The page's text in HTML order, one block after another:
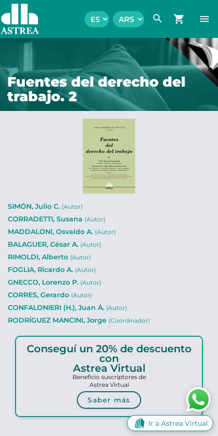
search shopping_cart menu
Fuentes del derecho del
trabajo. 2
SIMÓN, Julio C. (Autor)
CORRADETTI, Susana (Autor)
MADDALONI, Osvaldo A. (Autor)
BALAGUER, César A. (Autor)
RIMOLDI, Alberto (Autor)
FOGLIA, Ricardo A. (Autor)
GNECCO, Lorenzo P. (Autor)
CORRES, Gerardo (Autor)
CONFALONIERI (H.), Juan Á. (Autor)
RODRÍGUEZ MANCINI, Jorge (Coordinador)
Conseguí un 20% de descuento
con
Astrea Virtual
Beneficio suscriptores de
Astrea Virtual
Saber más
Ir a Astrea Virtual